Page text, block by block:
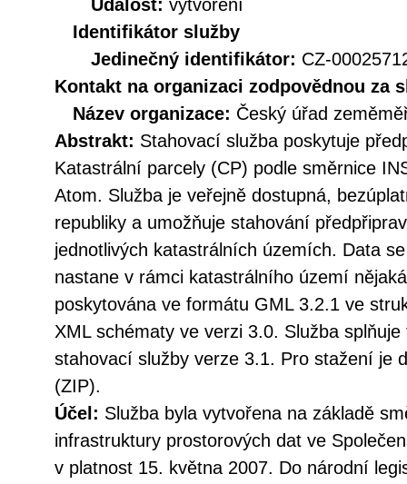
Událost: vytvoření
Identifikátor služby
Jedinečný identifikátor: CZ-
Kontakt na organizaci zodpovědnou za
Název organizace: Český úřad
Abstrakt: Stahovací služba poskytuje
Katastrální parcely (CP) podle směrnice
Atom. Služba je veřejně dostupná,
republiky a umožňuje stahování
jednotlivých katastrálních územích. Data
nastane v rámci katastrálního území
poskytována ve formátu GML 3.2.1 ve
XML schématy ve verzi 3.0. Služba
stahovací služby verze 3.1. Pro stažení je
(ZIP).
Účel: Služba byla vytvořena na základě
infrastruktury prostorových dat ve
v platnost 15. května 2007. Do národní